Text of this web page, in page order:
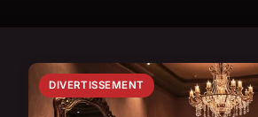
DIVERTISSEMENT